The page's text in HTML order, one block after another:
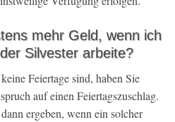
mehr Geld, wenn ich
Silvester arbeite?
Feiertage sind, haben Sie
auf einen Feiertagszuschlag.
ergeben, wenn ein solcher